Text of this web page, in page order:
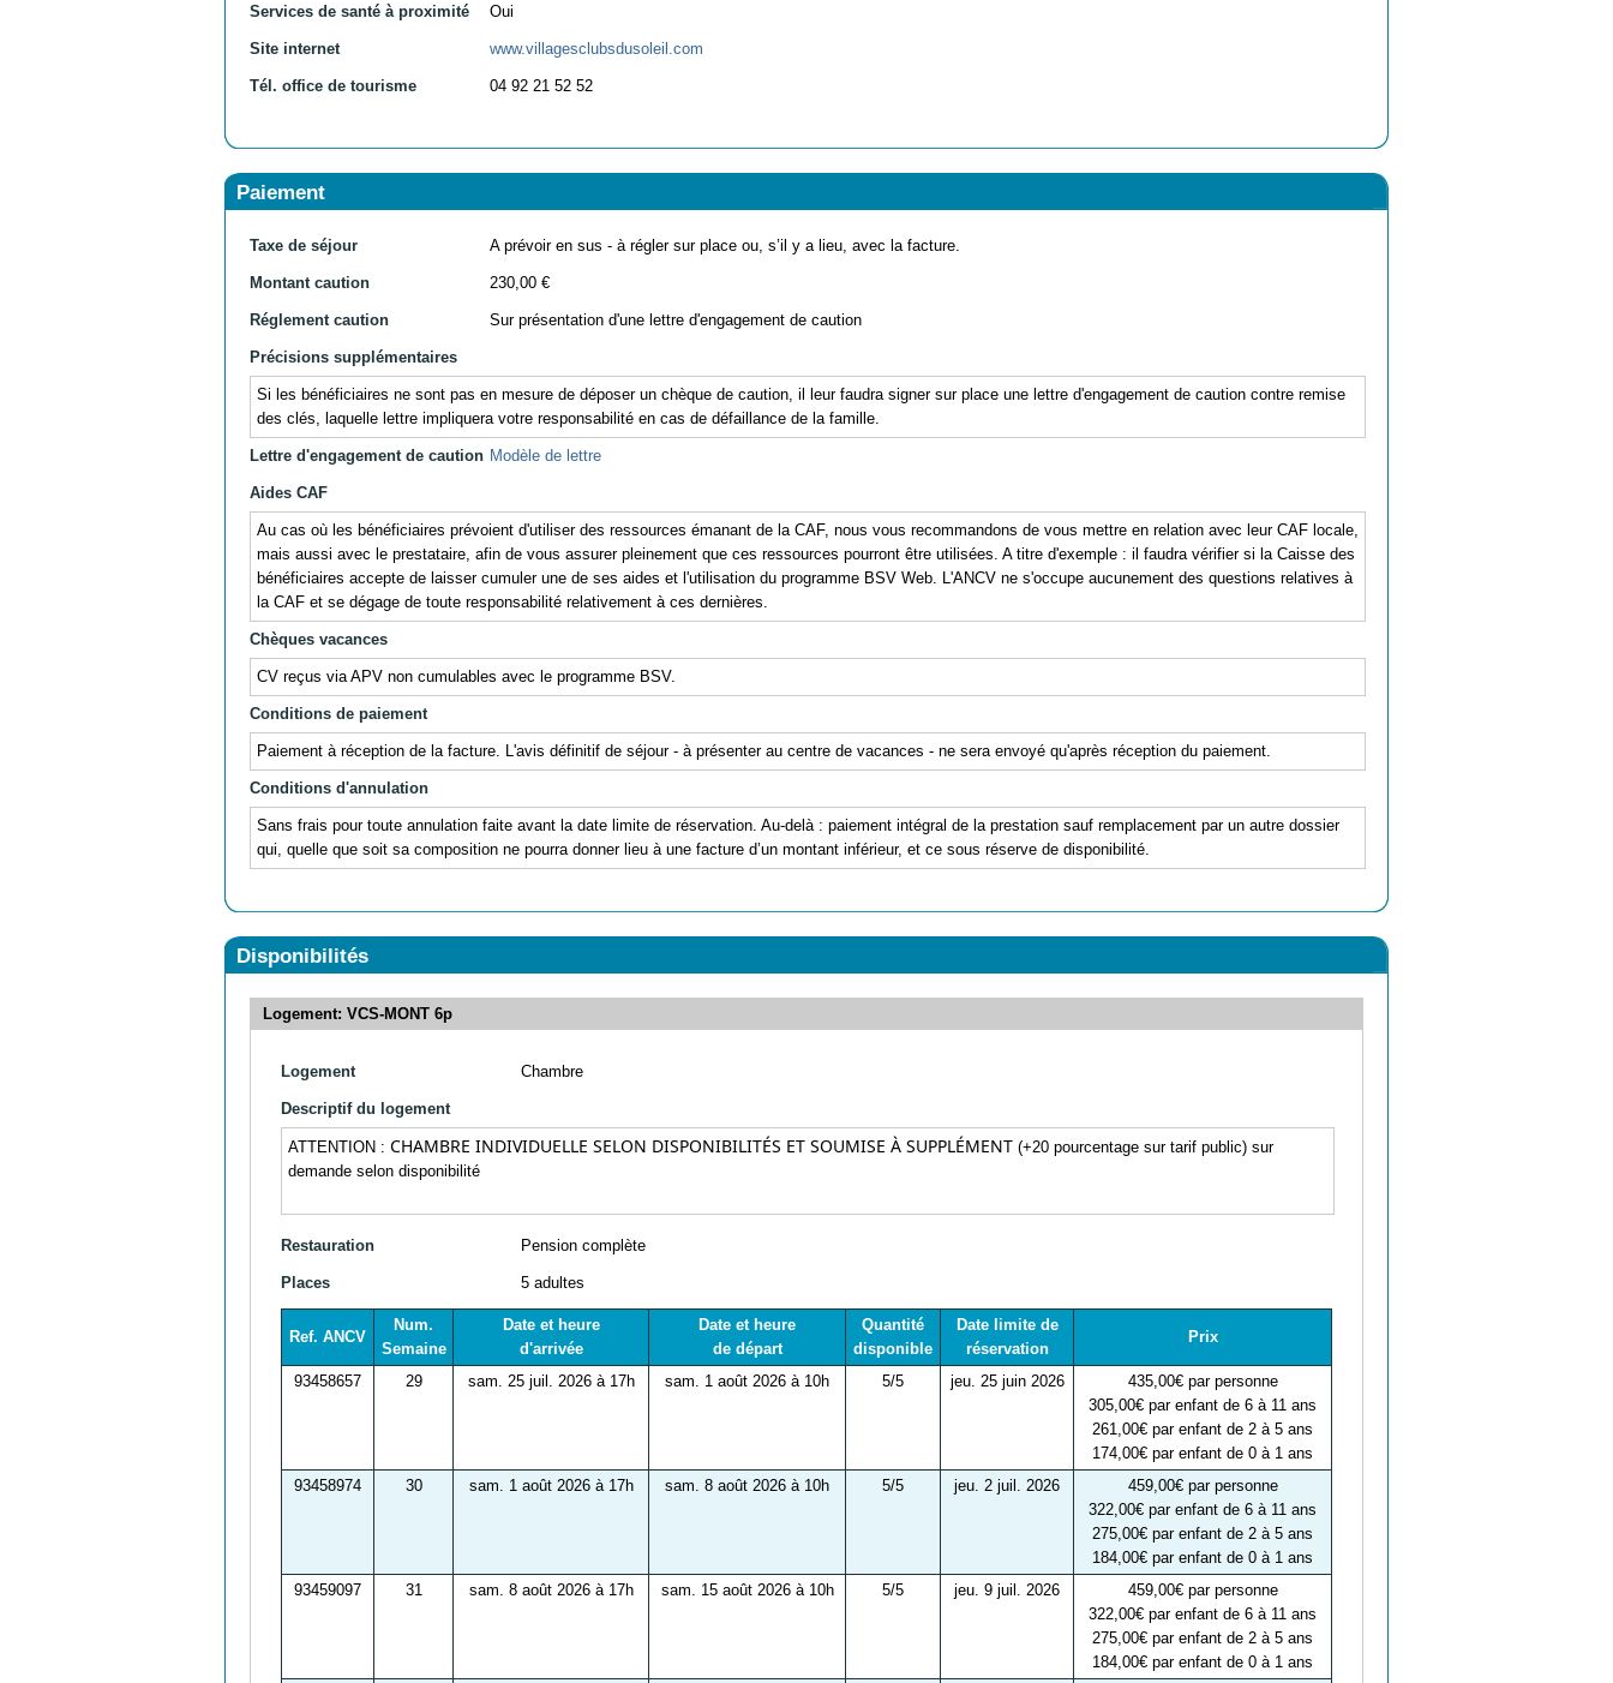
Services de santé à proximité Oui
Site internet www.villagesclubsdusoleil.com
Tél. office de tourisme 04 92 21 52 52
Paiement
Taxe de séjour A prévoir en sus - à régler sur place ou, s’il y a lieu, avec la facture.
Montant caution 230,00 €
Réglement caution Sur présentation d'une lettre d'engagement de caution
Précisions supplémentaires
Si les bénéficiaires ne sont pas en mesure de déposer un chèque de caution, il leur faudra signer sur place une lettre d'engagement de caution contre remise
des clés, laquelle lettre impliquera votre responsabilité en cas de défaillance de la famille.
Lettre d'engagement de caution Modèle de lettre
Aides CAF
Au cas où les bénéficiaires prévoient d'utiliser des ressources émanant de la CAF, nous vous recommandons de vous mettre en relation avec leur CAF locale,
mais aussi avec le prestataire, afin de vous assurer pleinement que ces ressources pourront être utilisées. A titre d'exemple : il faudra vérifier si la Caisse des
bénéficiaires accepte de laisser cumuler une de ses aides et l'utilisation du programme BSV Web. L'ANCV ne s'occupe aucunement des questions relatives à
la CAF et se dégage de toute responsabilité relativement à ces dernières.
Chèques vacances
CV reçus via APV non cumulables avec le programme BSV.
Conditions de paiement
Paiement à réception de la facture. L'avis définitif de séjour - à présenter au centre de vacances - ne sera envoyé qu'après réception du paiement.
Conditions d'annulation
Sans frais pour toute annulation faite avant la date limite de réservation. Au-delà : paiement intégral de la prestation sauf remplacement par un autre dossier
qui, quelle que soit sa composition ne pourra donner lieu à une facture d’un montant inférieur, et ce sous réserve de disponibilité.
Disponibilités
Logement: VCS-MONT 6p
Logement Chambre
Descriptif du logement
ATTENTION : CHAMBRE INDIVIDUELLE SELON DISPONIBILITÉS ET SOUMISE À SUPPLÉMENT (+20 pourcentage sur tarif public) sur
demande selon disponibilité
Restauration Pension complète
Places 5 adultes
Ref. ANCV
Num.
Semaine
Date et heure
d'arrivée
Date et heure
de départ
Quantité
disponible
Date limite de
réservation
Prix
93458657 29 sam. 25 juil. 2026 à 17h sam. 1 août 2026 à 10h 5/5 jeu. 25 juin 2026
435,00€ par personne
305,00€ par enfant de 6 à 11 ans
261,00€ par enfant de 2 à 5 ans
174,00€ par enfant de 0 à 1 ans
93458974
30 sam. 1 août 2026 à 17h sam. 8 août 2026 à 10h 5/5 jeu. 2 juil. 2026
459,00€ par personne
322,00€ par enfant de 6 à 11 ans
275,00€ par enfant de 2 à 5 ans
184,00€ par enfant de 0 à 1 ans
93459097
31 sam. 8 août 2026 à 17h sam. 15 août 2026 à 10h 5/5 jeu. 9 juil. 2026
459,00€ par personne
322,00€ par enfant de 6 à 11 ans
275,00€ par enfant de 2 à 5 ans
184,00€ par enfant de 0 à 1 ans